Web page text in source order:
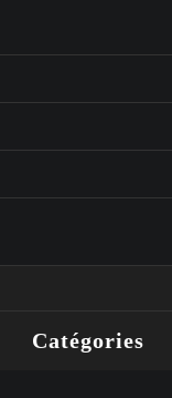
Catégories